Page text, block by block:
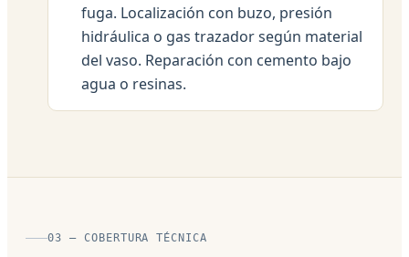
fuga. Localización con buzo, presión
hidráulica o gas trazador según material
del vaso. Reparación con cemento bajo
agua o resinas.
03 — COBERTURA TÉCNICA